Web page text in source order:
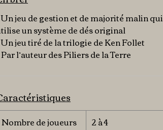
jeu de gestion et de majorité malin qui
un système de dés original
jeu tiré de la trilogie de Ken Follet
l’auteur des Piliers de la Terre
Nombre de joueurs
2 à 4